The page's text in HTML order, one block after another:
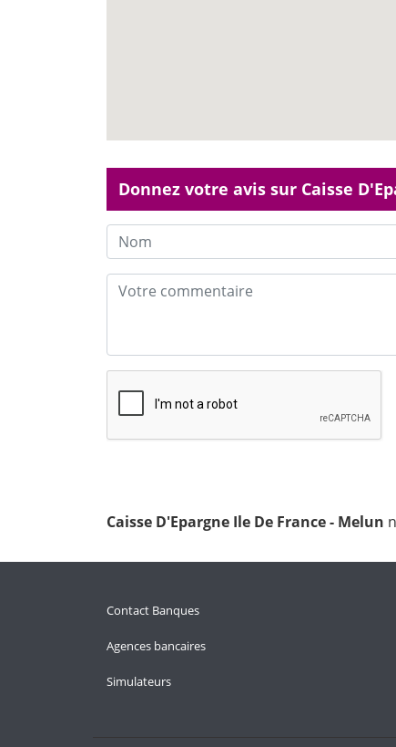
Donnez votre avis sur Caisse
Caisse D'Epargne Ile De France - Melun
Contact Banques
Agences bancaires
Simulateurs